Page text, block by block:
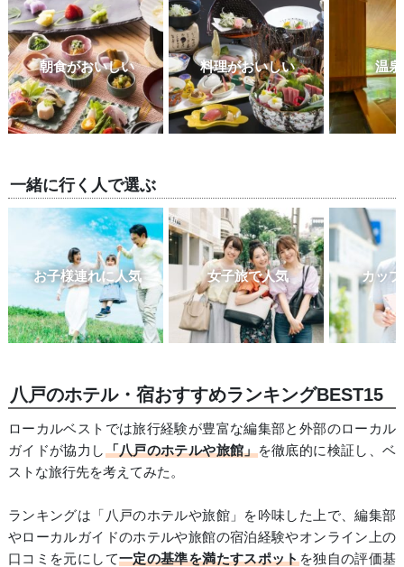
朝食がおいしい 料理がおいしい 温
一緒に行く人で選ぶ
お子様連れに人気 女子旅で人気 カッ
八戸のホテル・宿おすすめランキングBEST15
ローカルベストでは旅行経験が豊富な編集部と外部のローカル
ガイドが協力し「八戸のホテルや旅館」を徹底的に検証し、ベ
ストな旅行先を考えてみた。
ランキングは「八戸のホテルや旅館」を吟味した上で、編集部
やローカルガイドのホテルや旅館の宿泊経験やオンライン上の
口コミを元にして一定の基準を満たすスポットを独自の評価基